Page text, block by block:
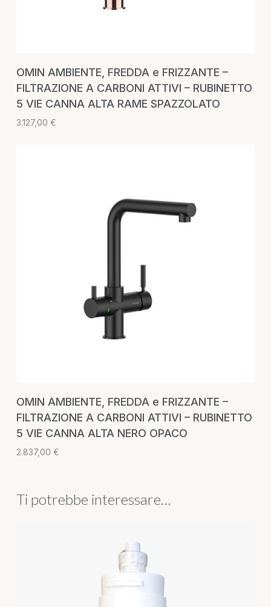
OMIN AMBIENTE, FREDDA e FRIZZANTE –
FILTRAZIONE A CARBONI ATTIVI – RUBINETTO
5 VIE CANNA ALTA RAME SPAZZOLATO
3.127,00 €
OMIN AMBIENTE, FREDDA e FRIZZANTE –
FILTRAZIONE A CARBONI ATTIVI – RUBINETTO
5 VIE CANNA ALTA NERO OPACO
2.837,00 €
Ti potrebbe interessare…